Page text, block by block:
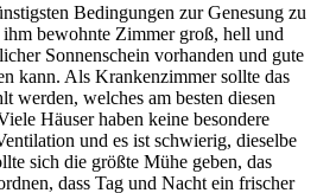
Bedingungen zur Genesung zu
bewohnte Zimmer groß, hell und
Sonnenschein vorhanden und gute
kann. Als Krankenzimmer sollte das
werden, welches am besten diesen
Häuser haben keine besondere
und es ist schwierig, dieselbe
sich die größte Mühe geben, das
dass Tag und Nacht ein frischer